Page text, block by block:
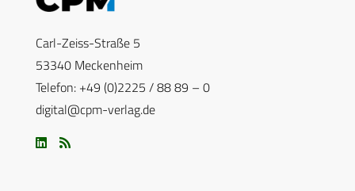
Carl-Zeiss-Straße 5
53340 Meckenheim
Telefon: +49 (0)2225 / 88 89 – 0
digital@cpm-verlag.de